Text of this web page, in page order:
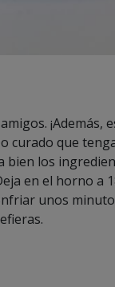
¡Además,
que
bien los
en el horno a
unos